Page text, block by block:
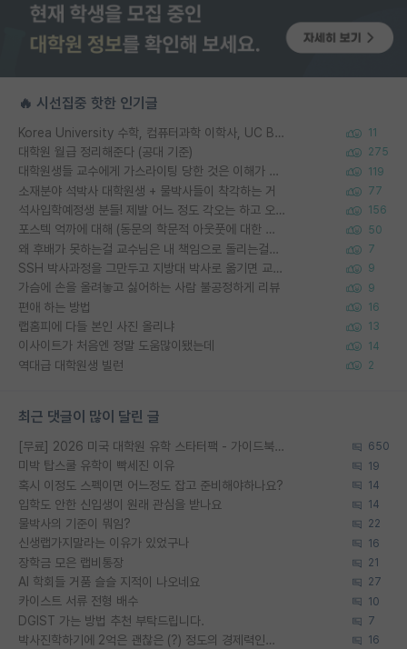
🔥 시선집중 핫한 인기글
Korea University 수학, 컴퓨터과학 이학사, UC Berkeley 산업공학 대학원 공학박사가 되는 것은 쉽지 않겠죠? 11
대학원 월급 정리해준다 (공대 기준) 275
대학원생들 교수에게 가스라이팅 당한 것은 이해가 갑니다. 안타깝네요. 119
소재분야 석박사 대학원생 + 물박사들이 착각하는 거 77
석사입학예정생 분들! 제발 어느 정도 각오는 하고 오세요. 156
포스텍 억까에 대해 (동문의 학문적 아웃풋에 대한 반박) 50
왜 후배가 못하는걸 교수님은 내 책임으로 돌리는걸까요? 7
SSH 박사과정을 그만두고 지방대 박사로 옮기면 교수의 꿈은 끝일까요? 9
가슴에 손을 올려놓고 싫어하는 사람 불공정하게 리뷰 9
편애 하는 방법 16
랩홈피에 다들 본인 사진 올리냐 13
이사이트가 처음엔 정말 도움많이됐는데 14
역대급 대학원생 빌런 2
최근 댓글이 많이 달린 글
[무료] 2026 미국 대학원 유학 스타터팩 - 가이드북 & 합격자 컨택메일 템플릿 650
미박 탑스쿨 유학이 빡세진 이유 19
혹시 이정도 스펙이면 어느정도 잡고 준비해야하나요? 14
입학도 안한 신입생이 원래 관심을 받나요 14
물박사의 기준이 뭐임? 22
신생랩가지말라는 이유가 있었구나 16
장학금 모은 랩비통장 21
AI 학회들 거품 슬슬 지적이 나오네요 27
카이스트 서류 전형 배수 10
DGIST 가는 방법 추천 부탁드립니다. 7
박사진학하기에 2억은 괜찮은 (?) 정도의 경제력인가요 16